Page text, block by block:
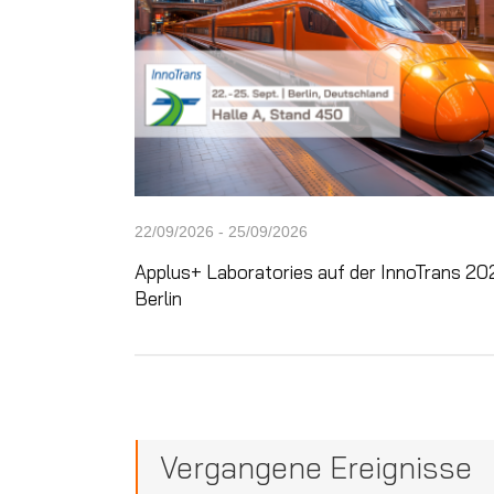
22/09/2026 - 25/09/2026
Applus+ Laboratories auf der InnoTrans
Berlin
Vergangene Ereignisse